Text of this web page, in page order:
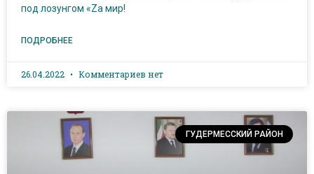
под лозунгом «Za мир!
ПОДРОБНЕЕ
26.04.2022 Комментариев нет
ГУДЕРМЕССКИЙ РАЙОН